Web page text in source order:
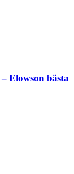
Elowson bästa